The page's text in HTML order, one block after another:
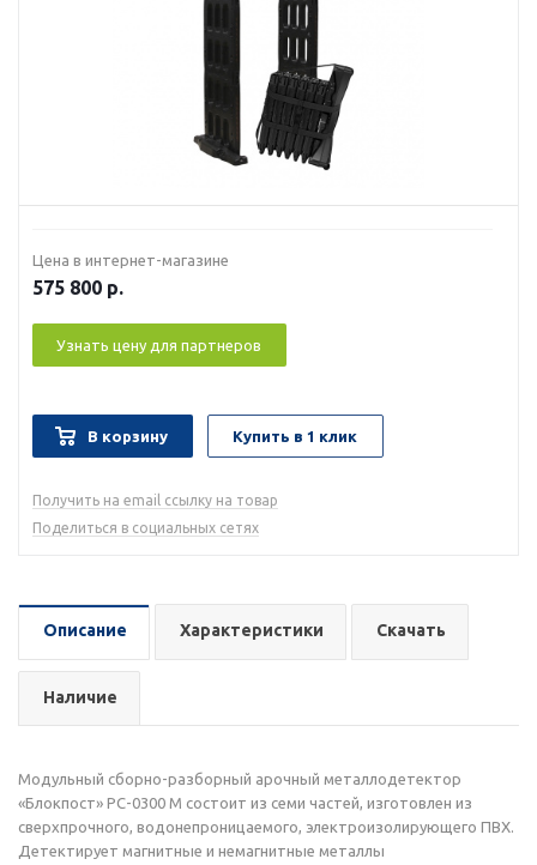
Цена в интернет-магазине
575 800 р.
Узнать цену для партнеров
В корзину Купить в 1 клик
Получить на email ссылку на товар
Поделиться в социальных сетях
Описание Характеристики Скачать
Наличие
Модульный сборно-разборный арочный металлодетектор
«Блокпост» РС-0300 М состоит из семи частей, изготовлен из
сверхпрочного, водонепроницаемого, электроизолирующего ПВХ.
Детектирует магнитные и немагнитные металлы